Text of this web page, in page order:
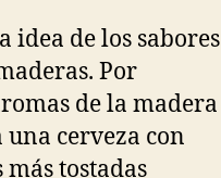
idea de los sabores
Por
de la madera
cerveza con
más tostadas